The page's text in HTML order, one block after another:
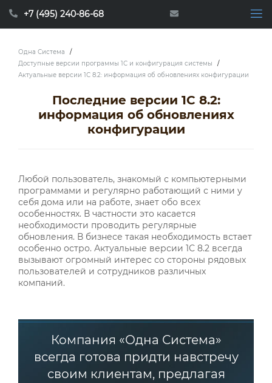
+7 (495) 240-86-68
Одна Система
/
Доступные версии программы 1С и конфигурация системы
/
Актуальные версии 1С 8.2: информация об обновлениях конфигурации
Последние версии 1С 8.2:
информация об обновлениях
конфигурации
Любой пользователь, знакомый с компьютерными
программами и регулярно работающий с ними у
себя дома или на работе, знает обо всех
особенностях. В частности это касается
необходимости проводить регулярные
обновления. В бизнесе такая необходимость встает
особенно остро. Актуальные версии 1С 8.2 всегда
вызывают огромный интерес со стороны рядовых
пользователей и сотрудников различных
компаний.
Компания «Одна Система»
всегда готова придти навстречу
своим клиентам, предлагая